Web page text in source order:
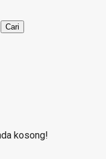
Cari
kosong!